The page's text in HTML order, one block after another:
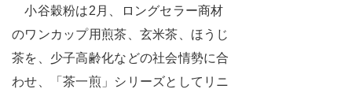
小谷穀粉は2月、ロングセラー商材
のワンカップ用煎茶、玄米茶、ほうじ
茶を、少子高齢化などの社会情勢に合
わせ、「茶一煎」シリーズとしてリニ